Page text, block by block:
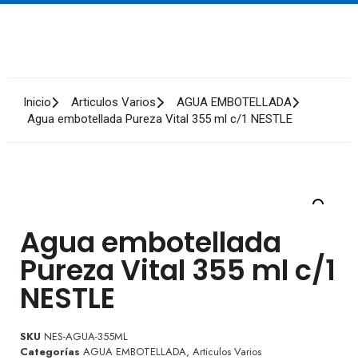
Inicio Articulos Varios
AGUA EMBOTELLADA
Agua embotellada Pureza Vital 355 ml c/1 NESTLE
Agua embotellada
Pureza Vital 355 ml c/1
NESTLE
SKU NES-AGUA-355ML
Categorías AGUA EMBOTELLADA, Articulos Varios